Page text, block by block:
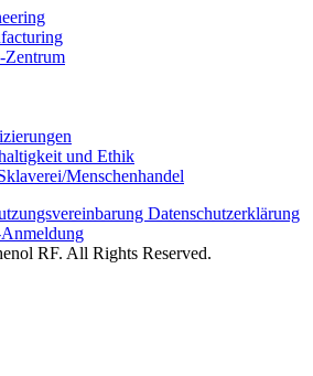
Zentrum
und Ethik
Menschenhandel
Datenschutzerklärung
RF. All Rights Reserved.